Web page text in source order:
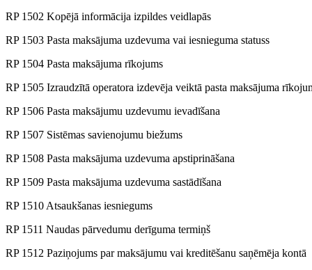
RP 1502 Kopējā informācija izpildes veidlapās
RP 1503 Pasta maksājuma uzdevuma vai iesnieguma statuss
RP 1504 Pasta maksājuma rīkojums
RP 1505 Izraudzītā operatora izdevēja veiktā pasta maksājuma
RP 1506 Pasta maksājumu uzdevumu ievadīšana
RP 1507 Sistēmas savienojumu biežums
RP 1508 Pasta maksājuma uzdevuma apstiprināšana
RP 1509 Pasta maksājuma uzdevuma sastādīšana
RP 1510 Atsaukšanas iesniegums
RP 1511 Naudas pārvedumu derīguma termiņš
RP 1512 Paziņojums par maksājumu vai kreditēšanu saņēmēja kontā